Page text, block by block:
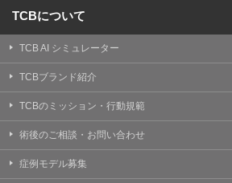
TCBについて
TCB AI シミュレーター
TCBブランド紹介
TCBのミッション・行動規範
術後のご相談・お問い合わせ
症例モデル募集